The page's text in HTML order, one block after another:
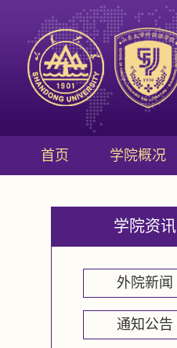
首页 学院概况
学院资讯
外院新闻
通知公告